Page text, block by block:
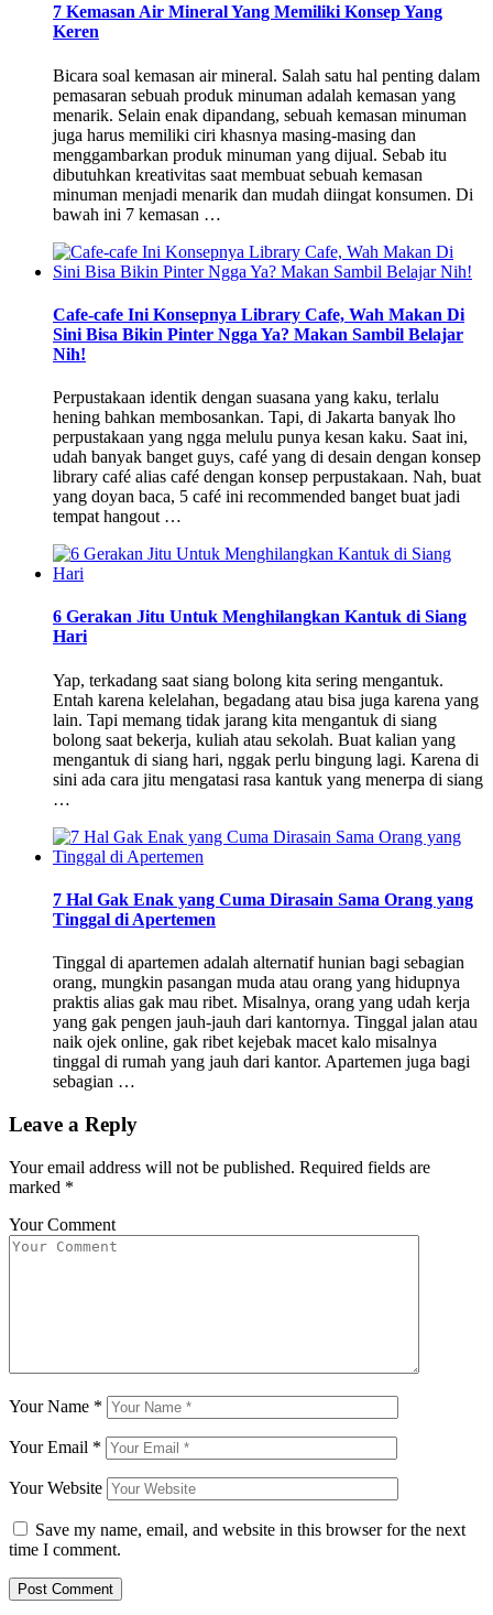
7 Kemasan Air Mineral Yang Memiliki Konsep Yang
Keren
Bicara soal kemasan air mineral. Salah satu hal penting dalam
pemasaran sebuah produk minuman adalah kemasan yang
menarik. Selain enak dipandang, sebuah kemasan minuman
juga harus memiliki ciri khasnya masing-masing dan
menggambarkan produk minuman yang dijual. Sebab itu
dibutuhkan kreativitas saat membuat sebuah kemasan
minuman menjadi menarik dan mudah diingat konsumen. Di
bawah ini 7 kemasan …
Cafe-cafe Ini Konsepnya Library Cafe, Wah Makan Di
Sini Bisa Bikin Pinter Ngga Ya? Makan Sambil Belajar
Nih!
Perpustakaan identik dengan suasana yang kaku, terlalu
hening bahkan membosankan. Tapi, di Jakarta banyak lho
perpustakaan yang ngga melulu punya kesan kaku. Saat ini,
udah banyak banget guys, café yang di desain dengan konsep
library café alias café dengan konsep perpustakaan. Nah, buat
yang doyan baca, 5 café ini recommended banget buat jadi
tempat hangout …
6 Gerakan Jitu Untuk Menghilangkan Kantuk di Siang
Hari
Yap, terkadang saat siang bolong kita sering mengantuk.
Entah karena kelelahan, begadang atau bisa juga karena yang
lain. Tapi memang tidak jarang kita mengantuk di siang
bolong saat bekerja, kuliah atau sekolah. Buat kalian yang
mengantuk di siang hari, nggak perlu bingung lagi. Karena di
sini ada cara jitu mengatasi rasa kantuk yang menerpa di siang
…
7 Hal Gak Enak yang Cuma Dirasain Sama Orang yang
Tinggal di Apertemen
Tinggal di apartemen adalah alternatif hunian bagi sebagian
orang, mungkin pasangan muda atau orang yang hidupnya
praktis alias gak mau ribet. Misalnya, orang yang udah kerja
yang gak pengen jauh-jauh dari kantornya. Tinggal jalan atau
naik ojek online, gak ribet kejebak macet kalo misalnya
tinggal di rumah yang jauh dari kantor. Apartemen juga bagi
sebagian …
Leave a Reply
Your email address will not be published. Required fields are
marked *
Your Comment
Your Name *
Your Email *
Your Website
Save my name, email, and website in this browser for the next
time I comment.